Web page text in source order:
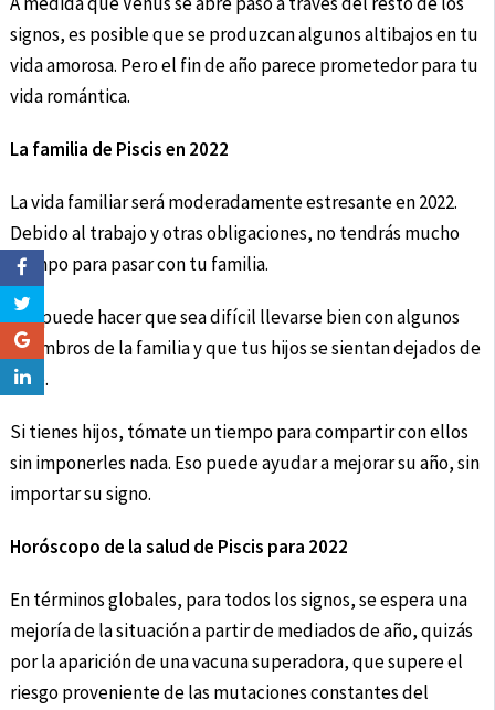
signos, es posible que se produzcan algunos altibajos en tu
vida amorosa. Pero el fin de año parece prometedor para tu
vida romántica.
La familia de Piscis en 2022
La vida familiar será moderadamente estresante en 2022.
Debido al trabajo y otras obligaciones, no tendrás mucho
tiempo para pasar con tu familia.
Eso puede hacer que sea difícil llevarse bien con algunos
miembros de la familia y que tus hijos se sientan dejados de
lado.
Si tienes hijos, tómate un tiempo para compartir con ellos
sin imponerles nada. Eso puede ayudar a mejorar su año, sin
importar su signo.
Horóscopo de la salud de Piscis para 2022
En términos globales, para todos los signos, se espera una
mejoría de la situación a partir de mediados de año, quizás
por la aparición de una vacuna superadora, que supere el
riesgo proveniente de las mutaciones constantes del